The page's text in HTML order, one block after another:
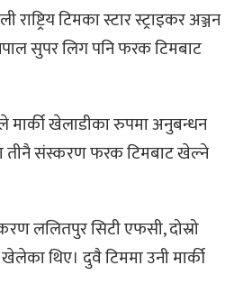
राष्ट्रिय टिमका स्टार स्ट्राइकर अञ्जन
सुपर लिग पनि फरक टिमबाट
खेलाडीका रुपमा अनुबन्धन
संस्करण फरक टिमबाट खेल्ने
ललितपुर सिटी एफसी, दोस्रो
थिए। दुवै टिममा उनी मार्की